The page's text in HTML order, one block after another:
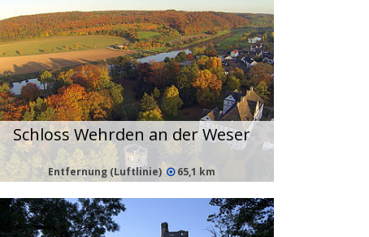
Schloss Wehrden an der Weser
Entfernung (Luftlinie) 65,1 km